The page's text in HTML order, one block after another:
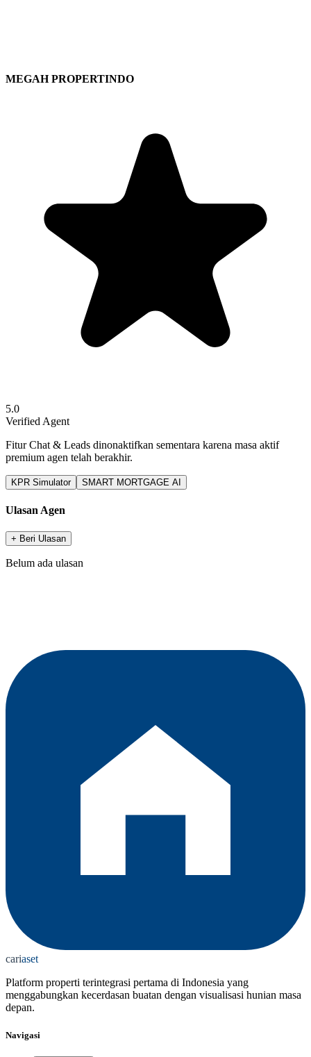
MEGAH PROPERTINDO
5.0
Verified Agent
Fitur Chat & Leads dinonaktifkan sementara karena masa aktif
premium agen telah berakhir.
KPR Simulator SMART MORTGAGE AI
Ulasan Agen
+ Beri Ulasan
Belum ada ulasan
cariaset
Platform properti terintegrasi pertama di Indonesia yang
menggabungkan kecerdasan buatan dengan visualisasi hunian masa
depan.
Navigasi